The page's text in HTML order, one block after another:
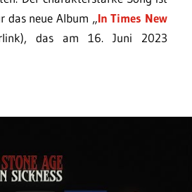
das neue Album „In Times New
das am 16. Juni 2023